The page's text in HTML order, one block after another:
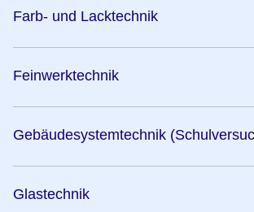
Farb- und Lacktechnik
Feinwerktechnik
Gebäudesystemtechnik
Glastechnik